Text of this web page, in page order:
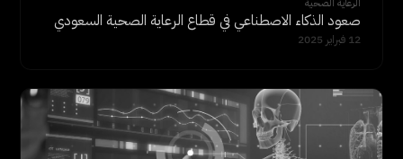
الرعاية الصحية
صعود الذكاء الاصطناعي في قطاع الرعاية الصحية السعودي
12 فبراير 2025